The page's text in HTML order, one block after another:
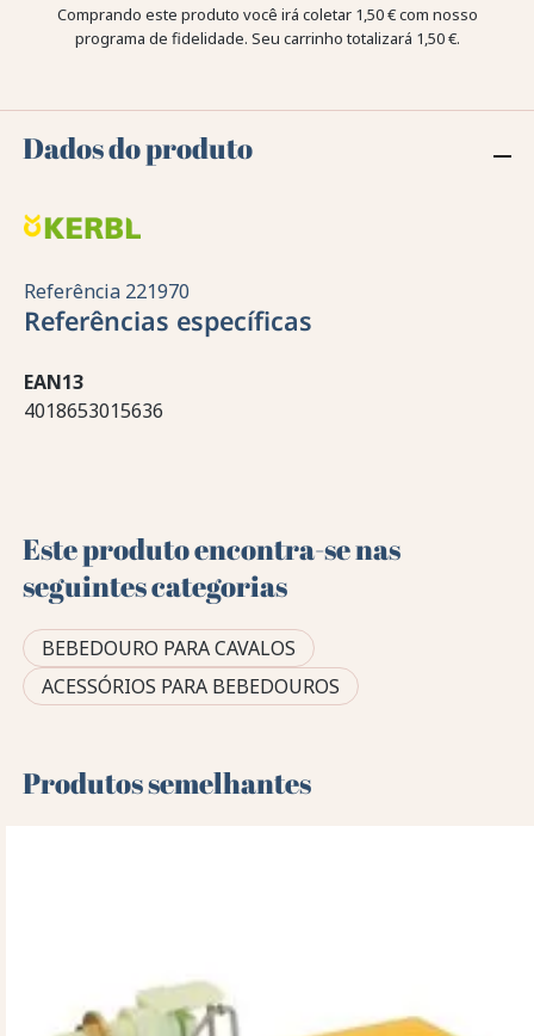
Comprando este produto você irá coletar 1,50 €com nosso
programa de fidelidade. Seu carrinho totalizará 1,50 €.
Dados do produto
Referência 221970
Referências específicas
EAN13
4018653015636
Este produto encontra-se nas
seguintes categorias
BEBEDOURO PARA CAVALOS
ACESSÓRIOS PARA BEBEDOUROS
Produtos semelhantes